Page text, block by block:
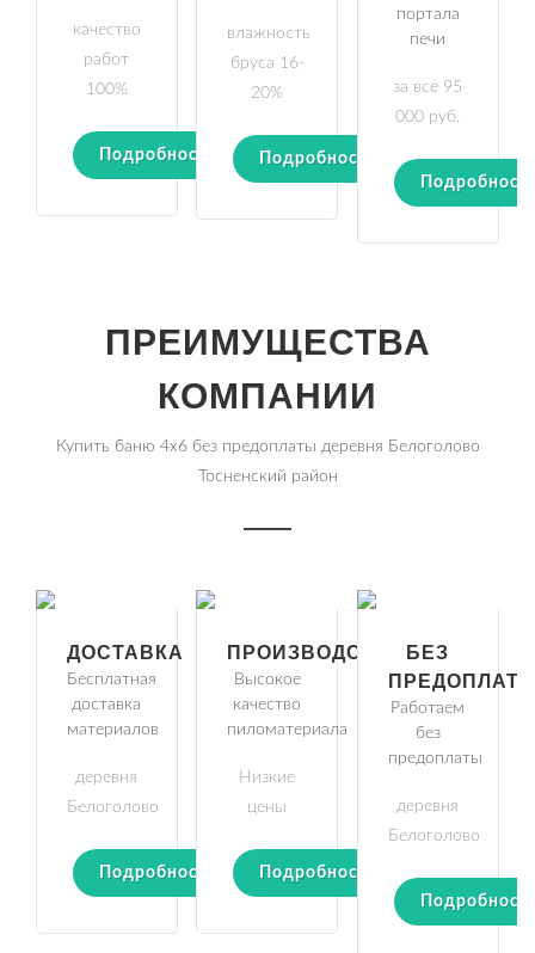
качество
работ
100%
Подробности
влажность
бруса 16-
20%
Подробности
портала
печи
за все 95
000 руб.
ПРЕИМУЩЕСТВА
КОМПАНИИ
Купить баню 4х6 без предоплаты деревня Белоголово
Тосненский район
ДОСТАВКА
Бесплатная
доставка
материалов
деревня
Белоголово
Подробности
ПРОИЗВОДСТВО
Высокое
качество
пиломатериала
Низкие
цены
Подробности
БЕЗ
Работаем
без
предоплаты
деревня
Белоголово